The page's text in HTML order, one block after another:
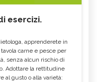
esercizi.
apprenderete in
carne e pesce per
senza alcun rischio di
Adottare la rettitudine
al gusto o alla varietà: